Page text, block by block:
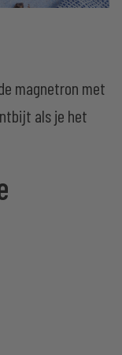
magnetron met
als je het